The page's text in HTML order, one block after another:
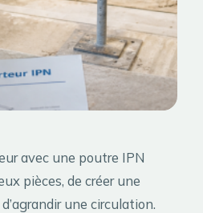
avec une poutre IPN
pièces, de créer une
une circulation.